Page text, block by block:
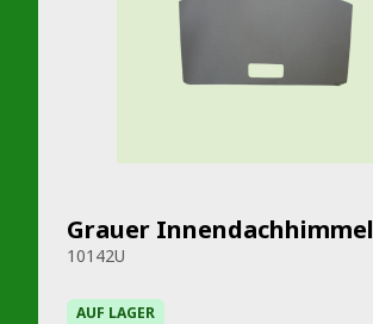
Grauer Innendachhimmel
10142U
AUF LAGER